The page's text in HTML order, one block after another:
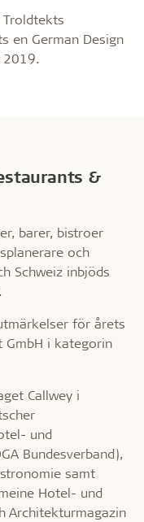
Troldtekts
en German Design
2019.
&
barer, bistroer
och
Schweiz inbjöds
för årets
GmbH i kategorin
Callwey i
und
Bundesverband),
samt
Hotel- und
Architekturmagazin